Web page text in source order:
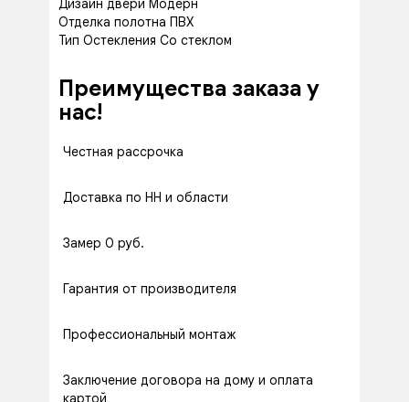
Дизайн двери Модерн
Отделка полотна ПВХ
Тип Остекления Со стеклом
Преимущества заказа у
нас!
Честная рассрочка
Доставка по НН и области
Замер 0 руб.
Гарантия от производителя
Профессиональный монтаж
Заключение договора на дому и оплата
картой